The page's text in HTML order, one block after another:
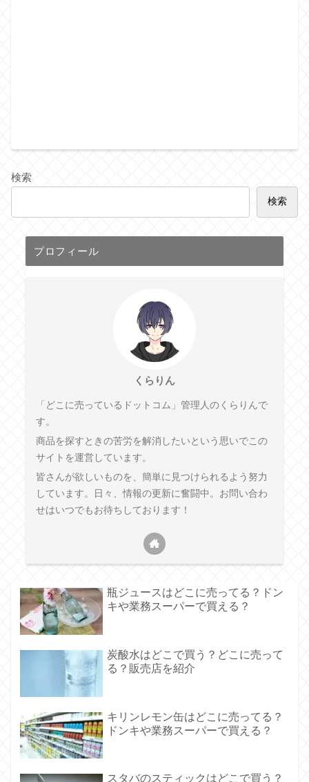
検索
検索
プロフィール
くらりん
「どこに売っているドットコム」管理人のくらりんで
す。
商品を探すときの苦労を解消したいという思いでこの
サイトを運営しています。
皆さんが欲しいものを、簡単に見つけられるよう努力
しています。日々、情報の更新に奮闘中。お問い合わ
せはいつでもお待ちしております！
瓶ジュースはどこに売ってる？ドン
キや業務スーパーで買える？
炭酸水はどこで買う？どこに売って
る？販売店を紹介
キリンレモン缶はどこに売ってる？
ドンキや業務スーパーで買える？
スタバのスティックはどこで買う？